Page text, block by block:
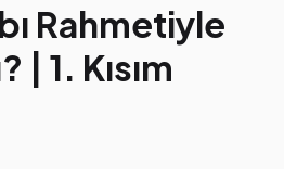
Rahmetiyle
| 1. Kısım